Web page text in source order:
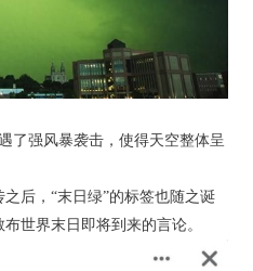
了强风暴袭击，使得天空整体呈
后，“末日绿”的标签也随之诞
世界末日即将到来的言论。